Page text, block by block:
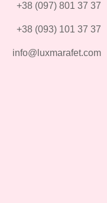
+38 (097) 801 37 37
+38 (093) 101 37 37
info@luxmarafet.com